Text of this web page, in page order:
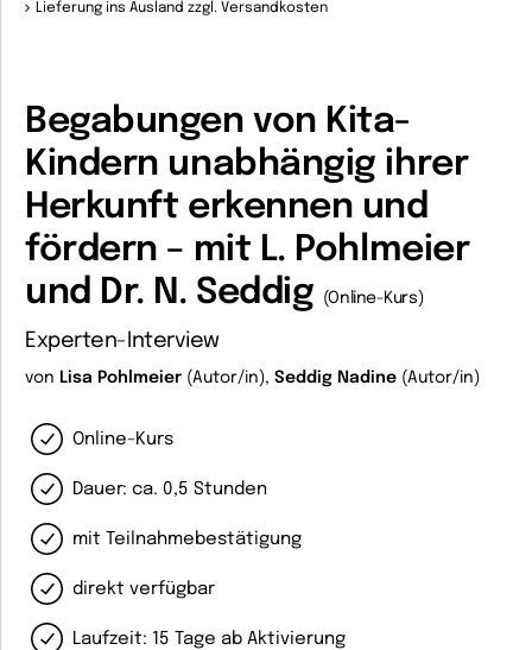
Lieferung ins Ausland zzgl. Versandkosten
Begabungen von Kita-
Kindern unabhängig ihrer
Herkunft erkennen und
fördern – mit L. Pohlmeier
und Dr. N. Seddig
(Online-Kurs)
Experten-Interview
von Lisa Pohlmeier (Autor/in), Seddig Nadine (Autor/in)
Online-Kurs
Dauer: ca. 0,5 Stunden
mit Teilnahmebestätigung
direkt verfügbar
Laufzeit: 15 Tage ab Aktivierung